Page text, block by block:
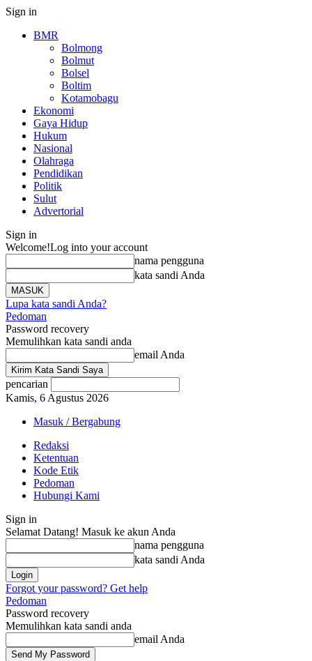
Sign in
BMR
Bolmong
Bolmut
Bolsel
Boltim
Kotamobagu
Ekonomi
Gaya Hidup
Hukum
Nasional
Olahraga
Pendidikan
Politik
Sulut
Advertorial
Sign in
Welcome!Log into your account
nama pengguna
kata sandi Anda
Lupa kata sandi Anda?
Pedoman
Password recovery
Memulihkan kata sandi anda
email Anda
pencarian
Kamis, 6 Agustus 2026
Masuk / Bergabung
Redaksi
Ketentuan
Kode Etik
Pedoman
Hubungi Kami
Sign in
Selamat Datang! Masuk ke akun Anda
nama pengguna
kata sandi Anda
Forgot your password? Get help
Pedoman
Password recovery
Memulihkan kata sandi anda
email Anda